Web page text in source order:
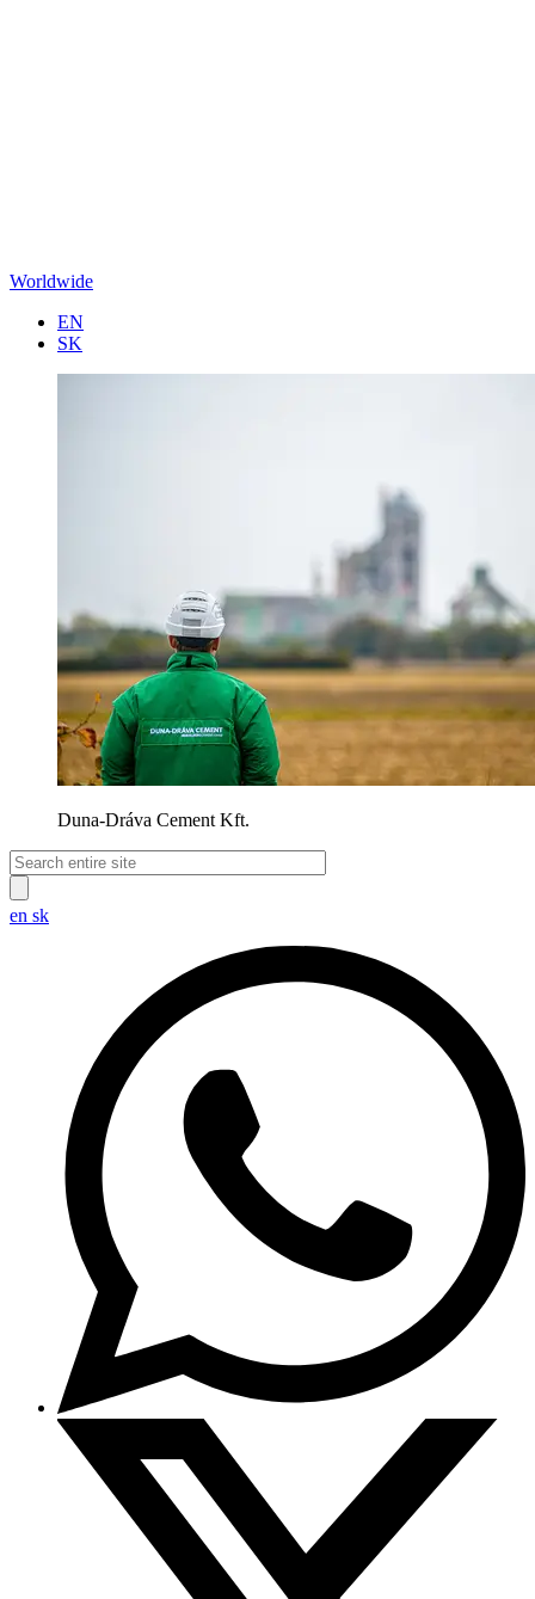
Worldwide
EN
SK
Duna-Dráva Cement Kft.
en sk